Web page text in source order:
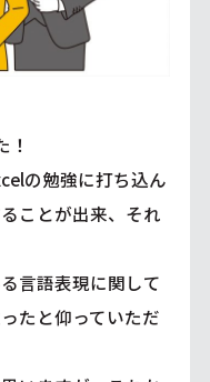
！
の勉強に打ち込ん
ことが出来、それ
言語表現に関して
たと仰っていただ